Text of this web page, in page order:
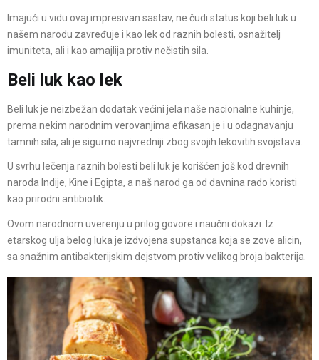
Imajući u vidu ovaj impresivan sastav, ne čudi status koji beli luk u
našem narodu zavređuje i kao lek od raznih bolesti, osnažitelj
imuniteta, ali i kao amajlija protiv nečistih sila.
Beli luk kao lek
Beli luk je neizbežan dodatak većini jela naše nacionalne kuhinje,
prema nekim narodnim verovanjima efikasan je i u odagnavanju
tamnih sila, ali je sigurno najvredniji zbog svojih lekovitih svojstava.
U svrhu lečenja raznih bolesti beli luk je korišćen još kod drevnih
naroda Indije, Kine i Egipta, a naš narod ga od davnina rado koristi
kao prirodni antibiotik.
Ovom narodnom uverenju u prilog govore i naučni dokazi. Iz
etarskog ulja belog luka je izdvojena supstanca koja se zove alicin,
sa snažnim antibakterijskim dejstvom protiv velikog broja bakterija.